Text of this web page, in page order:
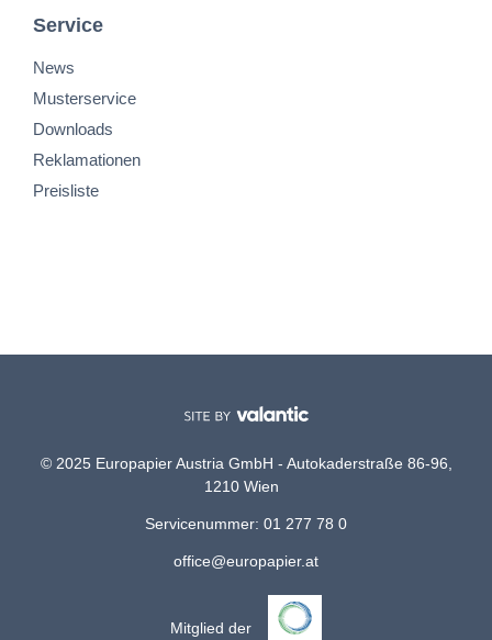
Service
News
Musterservice
Downloads
Reklamationen
Preisliste
© 2025 Europapier Austria GmbH - Autokaderstraße 86-96,
1210 Wien
Servicenummer: 01 277 78 0
office@europapier.at
Mitglied der